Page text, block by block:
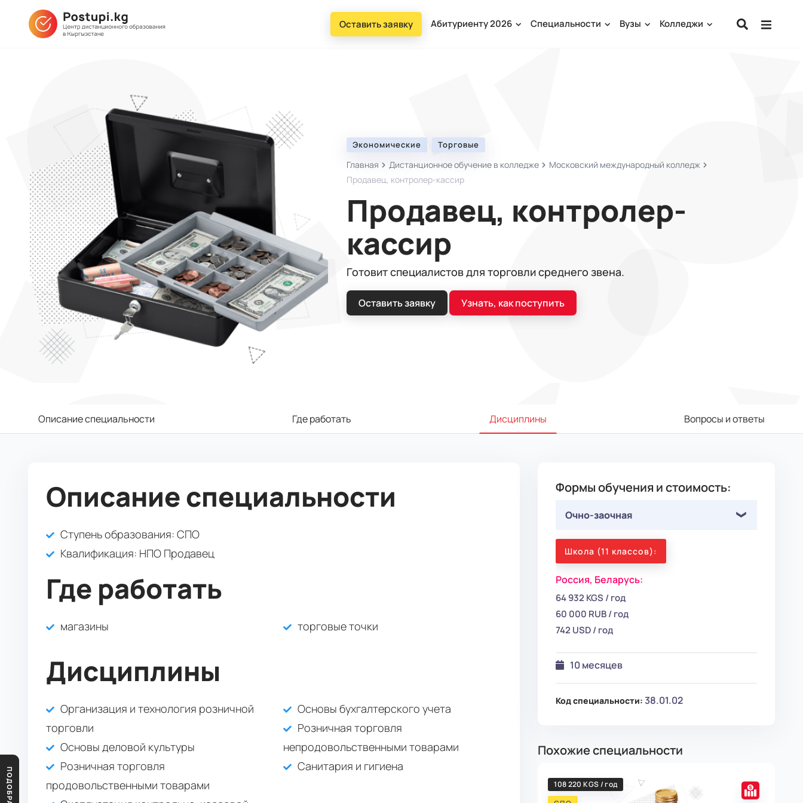
Оставить заявку Абитуриенту 2026 Специальности Вузы Колледжи
Экономические Торговые
Главная Дистанционное обучение в колледже
Московский международный колледж
Продавец, контролер-кассир
Продавец, контролер-
кассир
Готовит специалистов для торговли среднего звена.
Оставить заявку Узнать, как поступить
Описание специальности Где работать Дисциплины Вопросы и ответы
Описание специальности
Ступень образования: СПО
Квалификация: НПО Продавец
Где работать
магазины торговые точки
Дисциплины
Организация и технология розничной
торговли
Основы деловой культуры
Розничная торговля
продовольственными товарами
Основы бухгалтерского учета
Розничная торговля
непродовольственными товарами
Санитария и гигиена
Формы обучения и стоимость:
Очно-заочная
Школа (11 классов):
Россия, Беларусь:
64 932 KGS / год
60 000 RUB / год
742 USD / год
10 месяцев
Код специальности: 38.01.02
Похожие специальности
108 220 KGS / год